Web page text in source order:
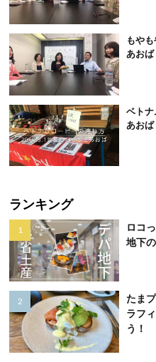
もや
あおば
ベト
あおば
ランキング
ロコ
地下
たま
ラフ
う！